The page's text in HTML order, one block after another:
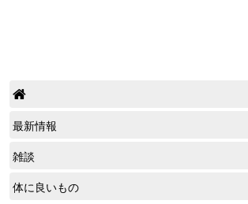
最新情報
雑談
体に良いもの